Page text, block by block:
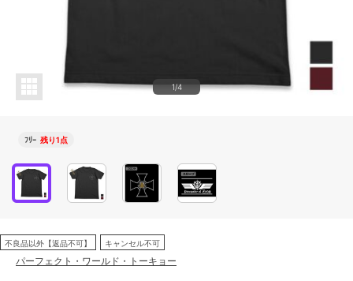
1/4
ﾌﾘｰ 残り1点
不良品以外【返品不可】 キャンセル不可
パーフェクト・ワールド・トーキョー